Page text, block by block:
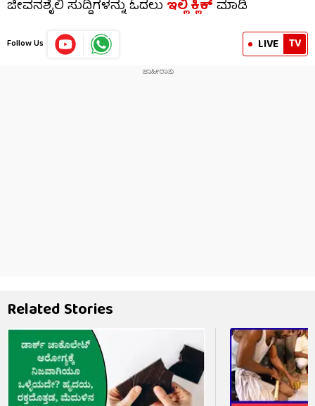
ಜೀವನಶೈಲಿ ಸುದ್ದಿಗಳನ್ನು ಓದಲು ಇಲ್ಲಿ ಕ್ಲಿಕ್ಮಾಡಿ
Follow Us LIVE TV
Related Stories